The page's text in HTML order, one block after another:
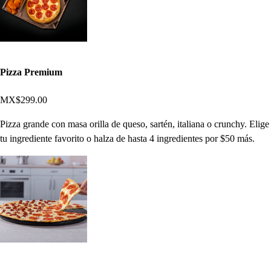
Pizza Premium
MX$299.00
Pizza grande con masa orilla de queso, sartén, italiana o crunchy. Elige
tu ingrediente favorito o halza de hasta 4 ingredientes por $50 más.